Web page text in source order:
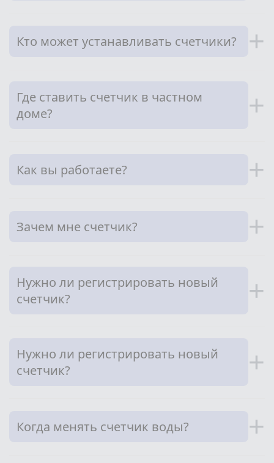
Кто может устанавливать счетчики? +
Где ставить счетчик в частном
доме?
+
Как вы работаете? +
Зачем мне счетчик? +
Нужно ли регистрировать новый
счетчик?
+
Нужно ли регистрировать новый
счетчик?
+
Когда менять счетчик воды? +